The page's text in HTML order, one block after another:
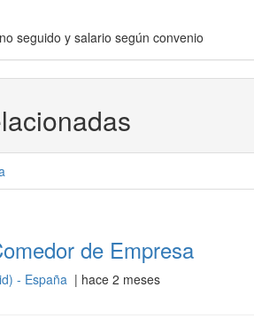
seguido y salario según convenio
de Empresa
- España | hace 2 meses